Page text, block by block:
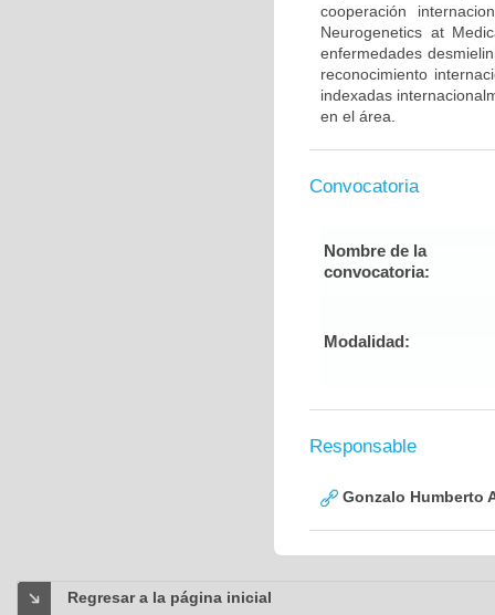
cooperación
Neurogenetics at
enfermedades
reconocimiento
indexadas
en el área.
Convocatoria
Nombre de la
convocatoria:
Modalidad:
Responsable
Gonzalo Humberto
Regresar a la página inicial